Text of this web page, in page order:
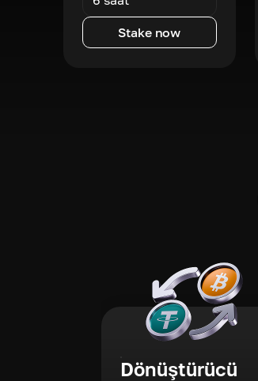
Stake now
Dönüştürücü